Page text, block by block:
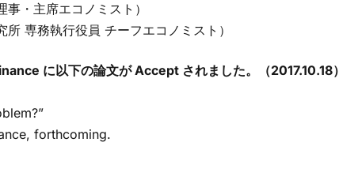
・主席エコノミスト）
専務執行役員 チーフエコノミスト）
に以下の論文が Accept されました。（2017.10.18）
forthcoming.